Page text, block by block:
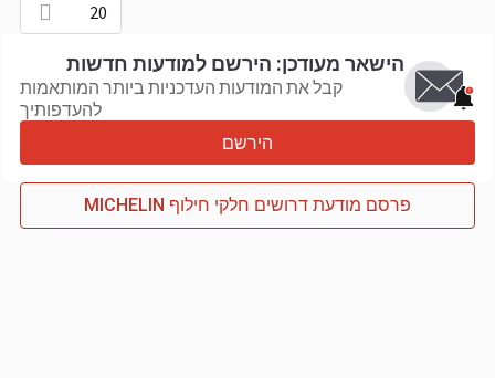
20
הישאר מעודכן: הירשם למודעות חדשות
קבל את המודעות העדכניות ביותר המותאמות
להעדפותיך
הירשם
פרסם מודעת דרושים חלקי חילוף MICHELIN